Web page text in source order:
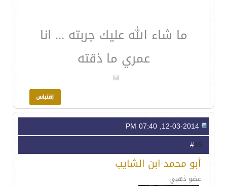
ما شاء الله عليك جربته ... انا
عمري ما ذقته
15
أبو محمد ابن الشايب
عضو ذهبي